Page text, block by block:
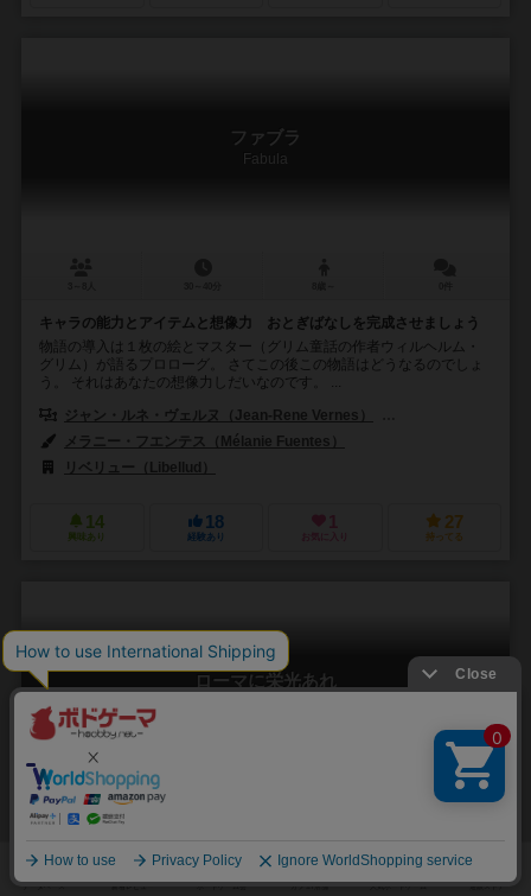
ファブラ
Fabula
キャラの能力とアイテムと想像力 おとぎばなしを完成させましょう
物語の導入は１枚の絵とマスター（グリム童話の作者ウィルヘルム・
グリム）が語るプロローグ。 さてこの後この物語はどうなるのでしょ
う。 それはあなたの想像力しだいなのです。 ...
ジャン・ルネ・ヴェルヌ（Jean-Rene Vernes）
メラニー・フエンテス（Mélanie Fuentes）
リベリュー（Libellud）
14
興味あり
18
経験あり
1
お気に入り
27
持ってる
ローマに栄光あれ
ローマ再建を支援し富と名誉を手に入れよ！複雑なカードアクション
が魅力のカードゲーム